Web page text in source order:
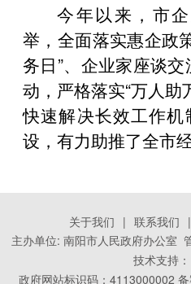
今年以来，市
举，全面落实惠企政
务日”、企业家座谈
动，严格落实“万人助
快速解决长效工作机
设，有力助推了全市
关于我们 | 联系我们 |
主办单位: 南阳市人民政府办公室
技术支持：
政府网站标识码：4113000002 备